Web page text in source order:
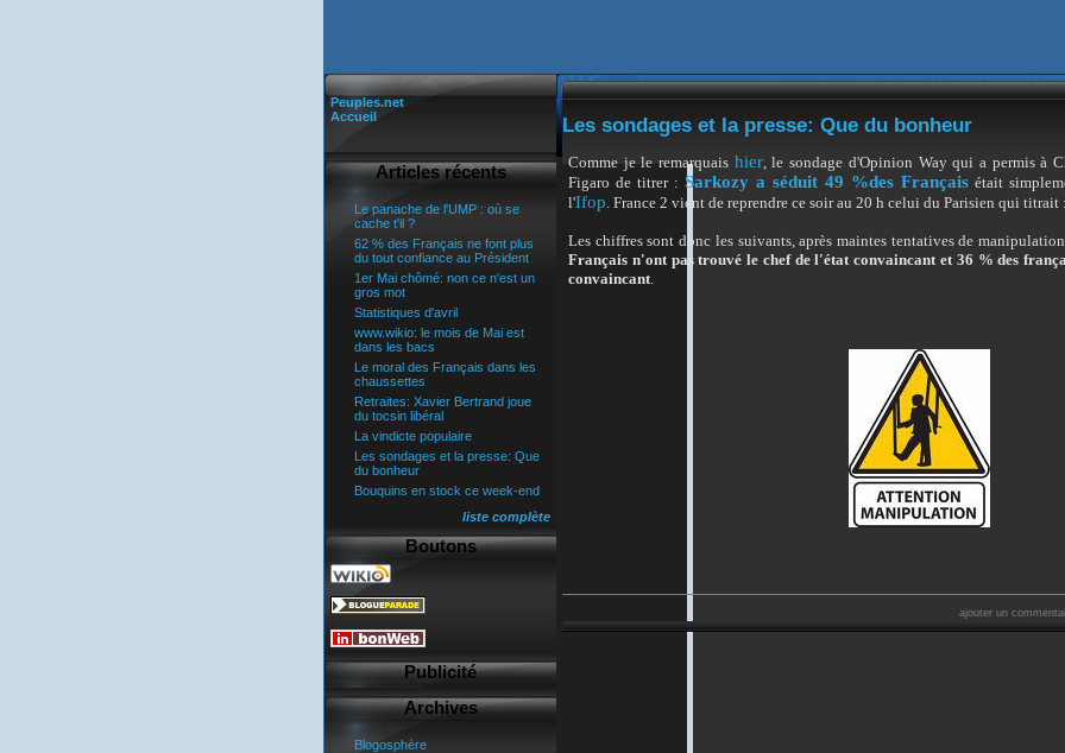
Peuples.net
Accueil
Articles récents
Le panache de l'UMP : où se
cache t'il ?
62 % des Français ne font plus
du tout confiance au Président
1er Mai chômé: non ce n'est un
gros mot
Statistiques d'avril
www.wikio: le mois de Mai est
dans les bacs
Le moral des Français dans les
chaussettes
Retraites: Xavier Bertrand joue
du tocsin libéral
La vindicte populaire
Les sondages et la presse: Que
du bonheur
Bouquins en stock ce week-end
liste complète
Boutons
Publicité
Archives
Blogosphère
Les sondages et la presse: Que du bonheur
Comme je le remarquais hier, le sondage d'Opinion Way qui a permis à
Figaro de titrer : Sarkozy a séduit 49 %des Français était
l'Ifop . France 2 vient de reprendre ce soir au 20 h celui du Parisien qui titrait :
Les chiffres sont donc les suivants, après maintes tentatives de
Français n'ont pas trouvé le chef de l'état convaincant et 36 % des
convaincant
ajouter un